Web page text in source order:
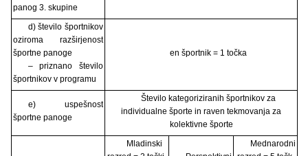
panog 3. skupine
d) število športnikov
oziroma razširjenost
športne panoge
– priznano število
športnikov v programu
en športnik = 1 točka
e) uspešnost
športne panoge
Število kategoriziranih športnikov za
individualne športe in raven tekmovanja za
kolektivne športe
Mladinski
Mednarodni